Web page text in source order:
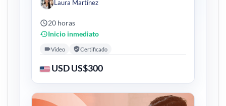
Laura Martínez
20 horas
Inicio inmediato
Video Certificado
USD US$300